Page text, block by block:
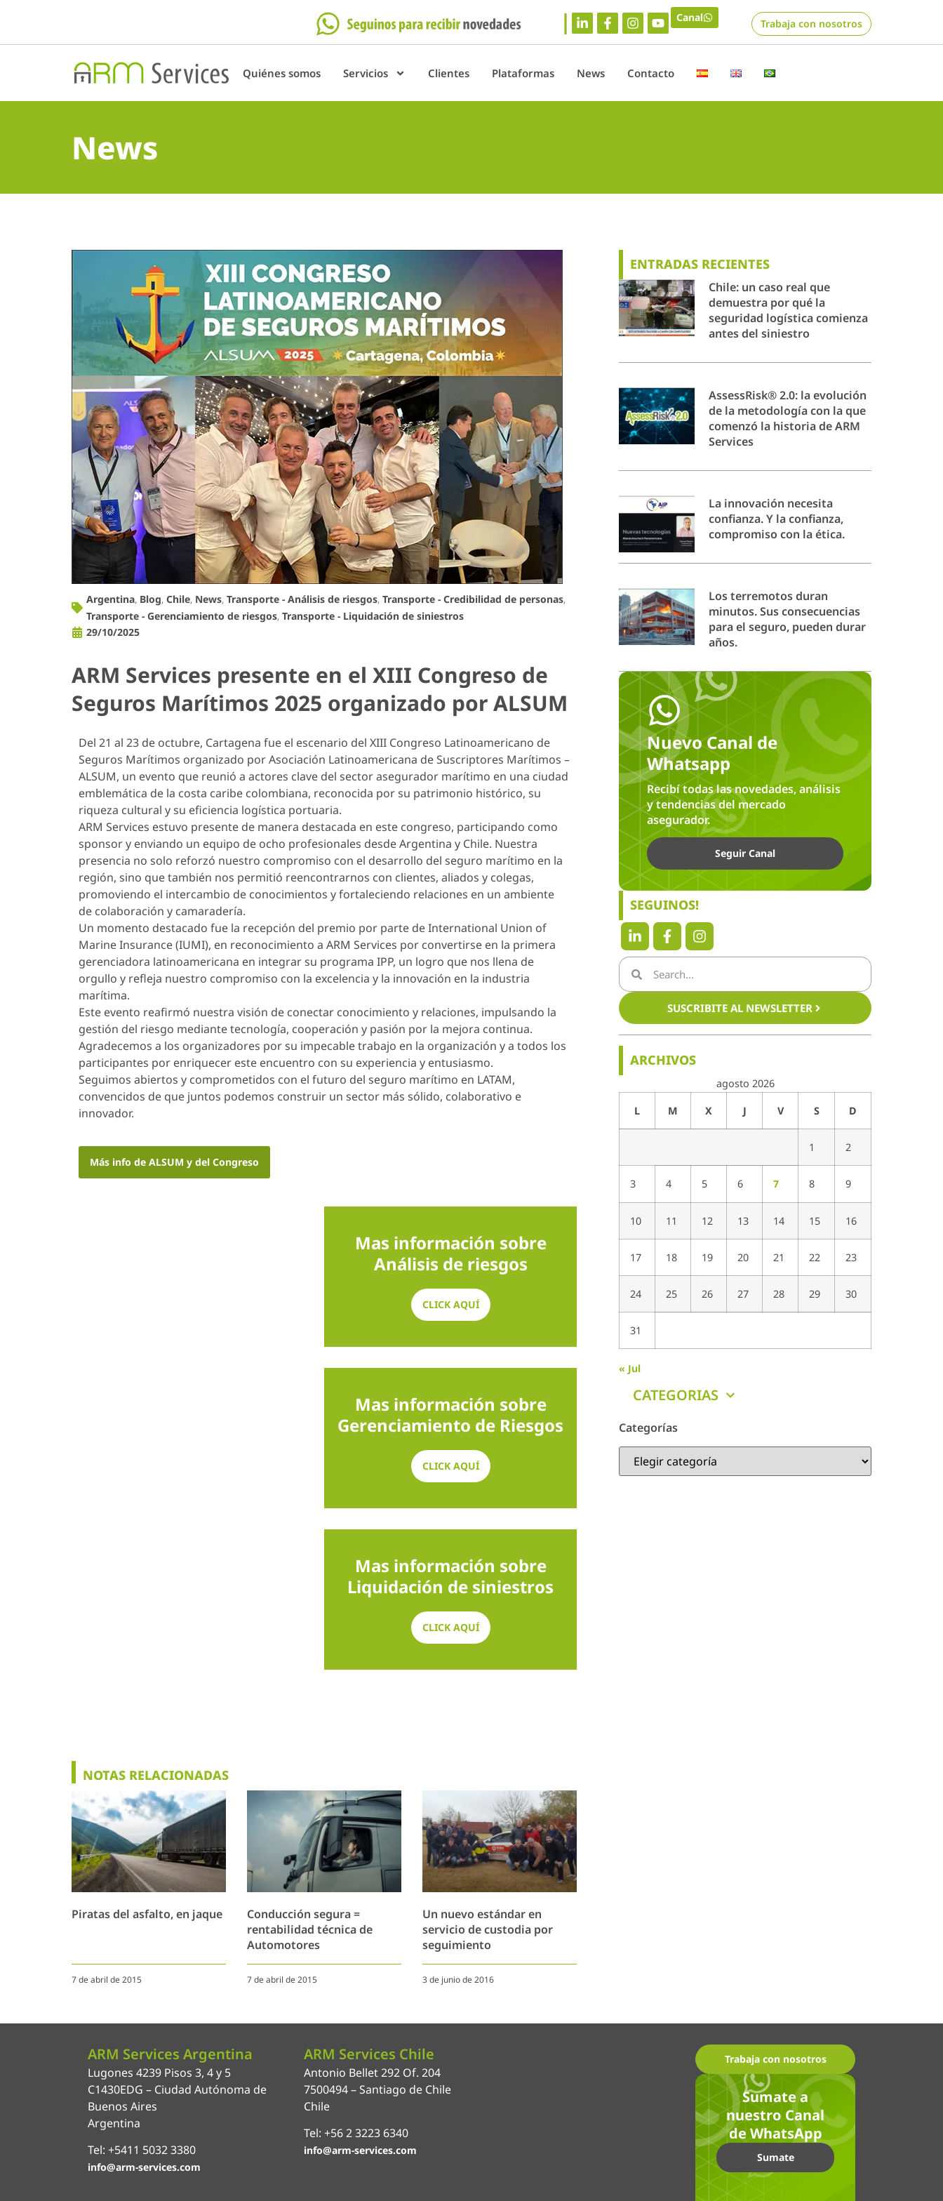
Canal Trabaja con nosotros
Quiénes somos Servicios Clientes Plataformas News Contacto
News
Argentina, Blog, Chile, News, Transporte - Análisis de riesgos, Transporte - Credibilidad de personas,
Transporte - Gerenciamiento de riesgos, Transporte - Liquidación de siniestros
29/10/2025
ARM Services presente en el XIII Congreso de
Seguros Marítimos 2025 organizado por ALSUM
Del 21 al 23 de octubre, Cartagena fue el escenario del XIII Congreso Latinoamericano de
Seguros Marítimos organizado por Asociación Latinoamericana de Suscriptores Marítimos –
ALSUM, un evento que reunió a actores clave del sector asegurador marítimo en una ciudad
emblemática de la costa caribe colombiana, reconocida por su patrimonio histórico, su
riqueza cultural y su eficiencia logística portuaria.
ARM Services estuvo presente de manera destacada en este congreso, participando como
sponsor y enviando un equipo de ocho profesionales desde Argentina y Chile. Nuestra
presencia no solo reforzó nuestro compromiso con el desarrollo del seguro marítimo en la
región, sino que también nos permitió reencontrarnos con clientes, aliados y colegas,
promoviendo el intercambio de conocimientos y fortaleciendo relaciones en un ambiente
de colaboración y camaradería.
Un momento destacado fue la recepción del premio por parte de International Union of
Marine Insurance (IUMI), en reconocimiento a ARM Services por convertirse en la primera
gerenciadora latinoamericana en integrar su programa IPP, un logro que nos llena de
orgullo y refleja nuestro compromiso con la excelencia y la innovación en la industria
marítima.
Este evento reafirmó nuestra visión de conectar conocimiento y relaciones, impulsando la
gestión del riesgo mediante tecnología, cooperación y pasión por la mejora continua.
Agradecemos a los organizadores por su impecable trabajo en la organización y a todos los
participantes por enriquecer este encuentro con su experiencia y entusiasmo.
Seguimos abiertos y comprometidos con el futuro del seguro marítimo en LATAM,
convencidos de que juntos podemos construir un sector más sólido, colaborativo e
innovador.
Más info de ALSUM y del Congreso
Mas información sobre
Análisis de riesgos
CLICK AQUÍ
Mas información sobre
Gerenciamiento de Riesgos
CLICK AQUÍ
Mas información sobre
Liquidación de siniestros
CLICK AQUÍ
NOTAS RELACIONADAS
Piratas del asfalto, en jaque
7 de abril de 2015
Conducción segura =
rentabilidad técnica de
Automotores
7 de abril de 2015
Un nuevo estándar en
servicio de custodia por
seguimiento
3 de junio de 2016
ENTRADAS RECIENTES
Chile: un caso real que
demuestra por qué la
seguridad logística comienza
antes del siniestro
AssessRisk® 2.0: la evolución
de la metodología con la que
comenzó la historia de ARM
Services
La innovación necesita
confianza. Y la confianza,
compromiso con la ética.
Los terremotos duran
minutos. Sus consecuencias
para el seguro, pueden durar
años.
Nuevo Canal de
Whatsapp
Recibí todas las novedades, análisis
y tendencias del mercado
asegurador.
Seguir Canal
SEGUINOS!
SUSCRIBITE AL NEWSLETTER
ARCHIVOS
agosto 2026
L M X J V S D
1 2
3 4 5 6 7 8 9
10 11 12 13 14 15 16
17 18 19 20 21 22 23
24 25 26 27 28 29 30
31
« Jul
CATEGORIAS
Categorías
ARM Services Argentina
Lugones 4239 Pisos 3, 4 y 5
C1430EDG – Ciudad Autónoma de
Buenos Aires
Argentina
Tel: +5411 5032 3380
info@arm-services.com
ARM Services Chile
Antonio Bellet 292 Of. 204
7500494 – Santiago de Chile
Chile
Tel: +56 2 3223 6340
info@arm-services.com
Trabaja con nosotros
Sumate a
nuestro Canal
de WhatsApp
Sumate